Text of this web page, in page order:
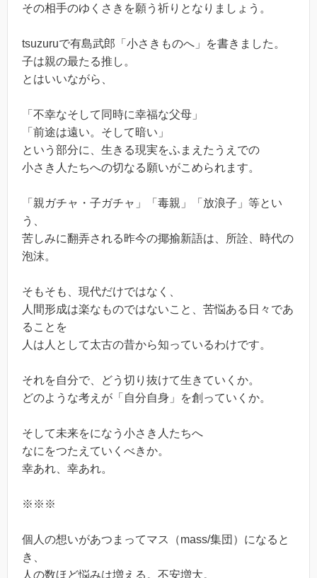
その相手のゆくさきを願う祈りとなりましょう。
tsuzuruで有島武郎「小さきものへ」を書きました。
子は親の最たる推し。
とはいいながら、
「不幸なそして同時に幸福な父母」
「前途は遠い。そして暗い」
という部分に、生きる現実をふまえたうえでの
小さき人たちへの切なる願いがこめられます。
「親ガチャ・子ガチャ」「毒親」「放浪子」等とい
う、
苦しみに翻弄される昨今の揶揄新語は、所詮、時代の
泡沫。
そもそも、現代だけではなく、
人間形成は楽なものではないこと、苦悩ある日々であ
ることを
人は人として太古の昔から知っているわけです。
それを自分で、どう切り抜けて生きていくか。
どのような考えが「自分自身」を創っていくか。
そして未来をになう小さき人たちへ
なにをつたえていくべきか。
幸あれ、幸あれ。
※※※
個人の想いがあつまってマス（mass/集団）になると
き、
人の数ほど悩みは増える。不安増大。